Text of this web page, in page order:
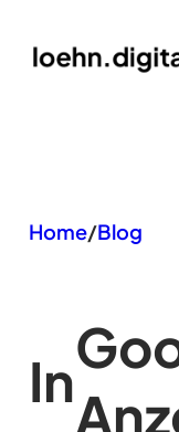
Inhalt
Home/Blog
In